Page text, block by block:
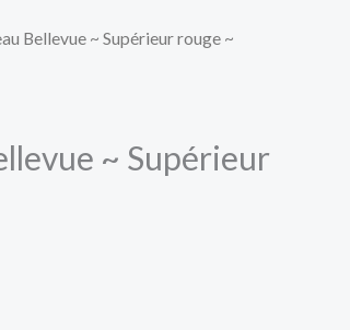
Bellevue ~ Supérieur rouge ~
~ Supérieur